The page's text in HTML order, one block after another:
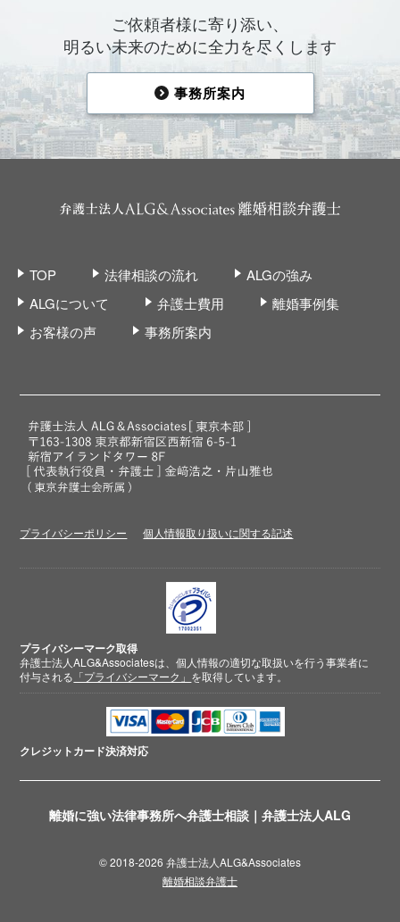
離婚に強い法律事務所へ弁護士相談｜弁護士法人ALG
ご依頼者様に寄り添い、
明るい未来のために全力を尽くします
事務所案内
TOP 法律相談の流れ
ALGの強み
ALGについて
弁護士費用
離婚事例集
お客様の声
事務所案内
プライバシーポリシー 個人情報取り扱いに関する記述
プライバシーマーク取得
弁護士法人ALG&Associatesは、個人情報の適切な取扱いを行う事業者に
付与される 「プライバシーマーク」 を取得しています。
クレジットカード決済対応
© 2018-2026 弁護士法人ALG&Associates
離婚相談弁護士